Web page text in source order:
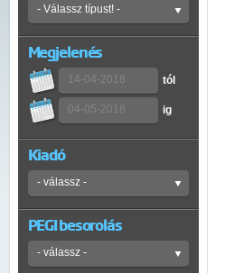
Megjelenés
tól
ig
Kiadó
PEGI besorolás